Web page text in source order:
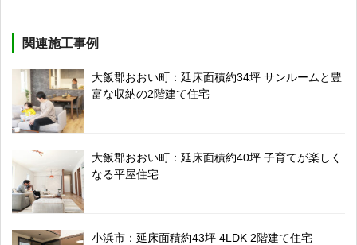
関連施工事例
大飯郡おおい町：延床面積約34坪 サンルームと豊
富な収納の2階建て住宅
大飯郡おおい町：延床面積約40坪 子育てが楽しく
なる平屋住宅
小浜市：延床面積約43坪 4LDK 2階建て住宅